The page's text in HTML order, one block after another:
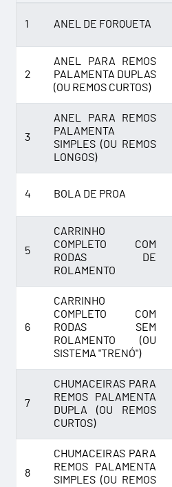
1 ANEL DE FORQUETA
2
ANEL PARA REMOS
PALAMENTA DUPLAS
(OU REMOS CURTOS)
3
ANEL PARA REMOS
PALAMENTA
SIMPLES (OU REMOS
LONGOS)
4 BOLA DE PROA
5
CARRINHO
COMPLETO COM
RODAS DE
ROLAMENTO
6
CARRINHO
COMPLETO COM
RODAS SEM
ROLAMENTO (OU
SISTEMA "TRENÓ")
7
CHUMACEIRAS PARA
REMOS PALAMENTA
DUPLA (OU REMOS
CURTOS)
8
CHUMACEIRAS PARA
REMOS PALAMENTA
SIMPLES (OU REMOS